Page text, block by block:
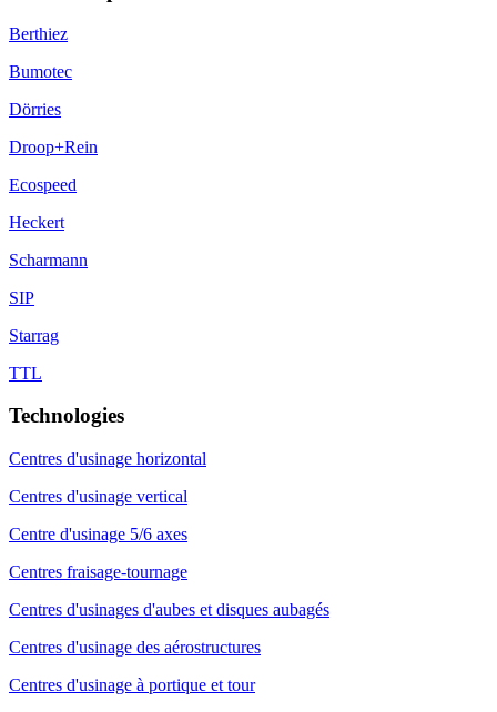
Berthiez
Bumotec
Dörries
Droop+Rein
Ecospeed
Heckert
Scharmann
SIP
Starrag
TTL
Technologies
Centres d'usinage horizontal
Centres d'usinage vertical
Centre d'usinage 5/6 axes
Centres fraisage-tournage
Centres d'usinages d'aubes et disques aubagés
Centres d'usinage des aérostructures
Centres d'usinage à portique et tour